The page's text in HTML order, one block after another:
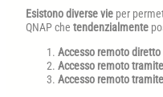
Esistono diverse vie per
QNAP che tendenzialmente
Accesso remoto diretto
Accesso remoto
Accesso remoto